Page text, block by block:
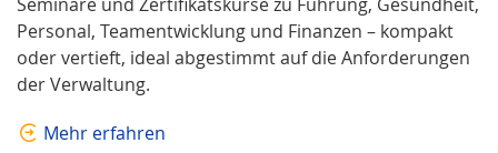
Personal, Teamentwicklung und Finanzen – kompakt
oder vertieft, ideal abgestimmt auf die Anforderungen
der Verwaltung.
Mehr erfahren